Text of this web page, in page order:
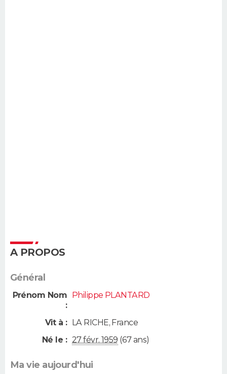
A PROPOS
Général
Prénom Nom
:
Philippe PLANTARD
Vit à : LA RICHE, France
Né le : 27 févr. 1959 (67 ans)
Ma vie aujourd'hui